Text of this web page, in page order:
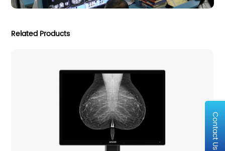
Related Products
Contact Us